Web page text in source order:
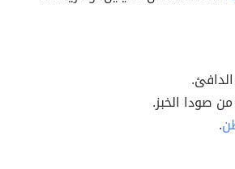
صودا الخبز.
.